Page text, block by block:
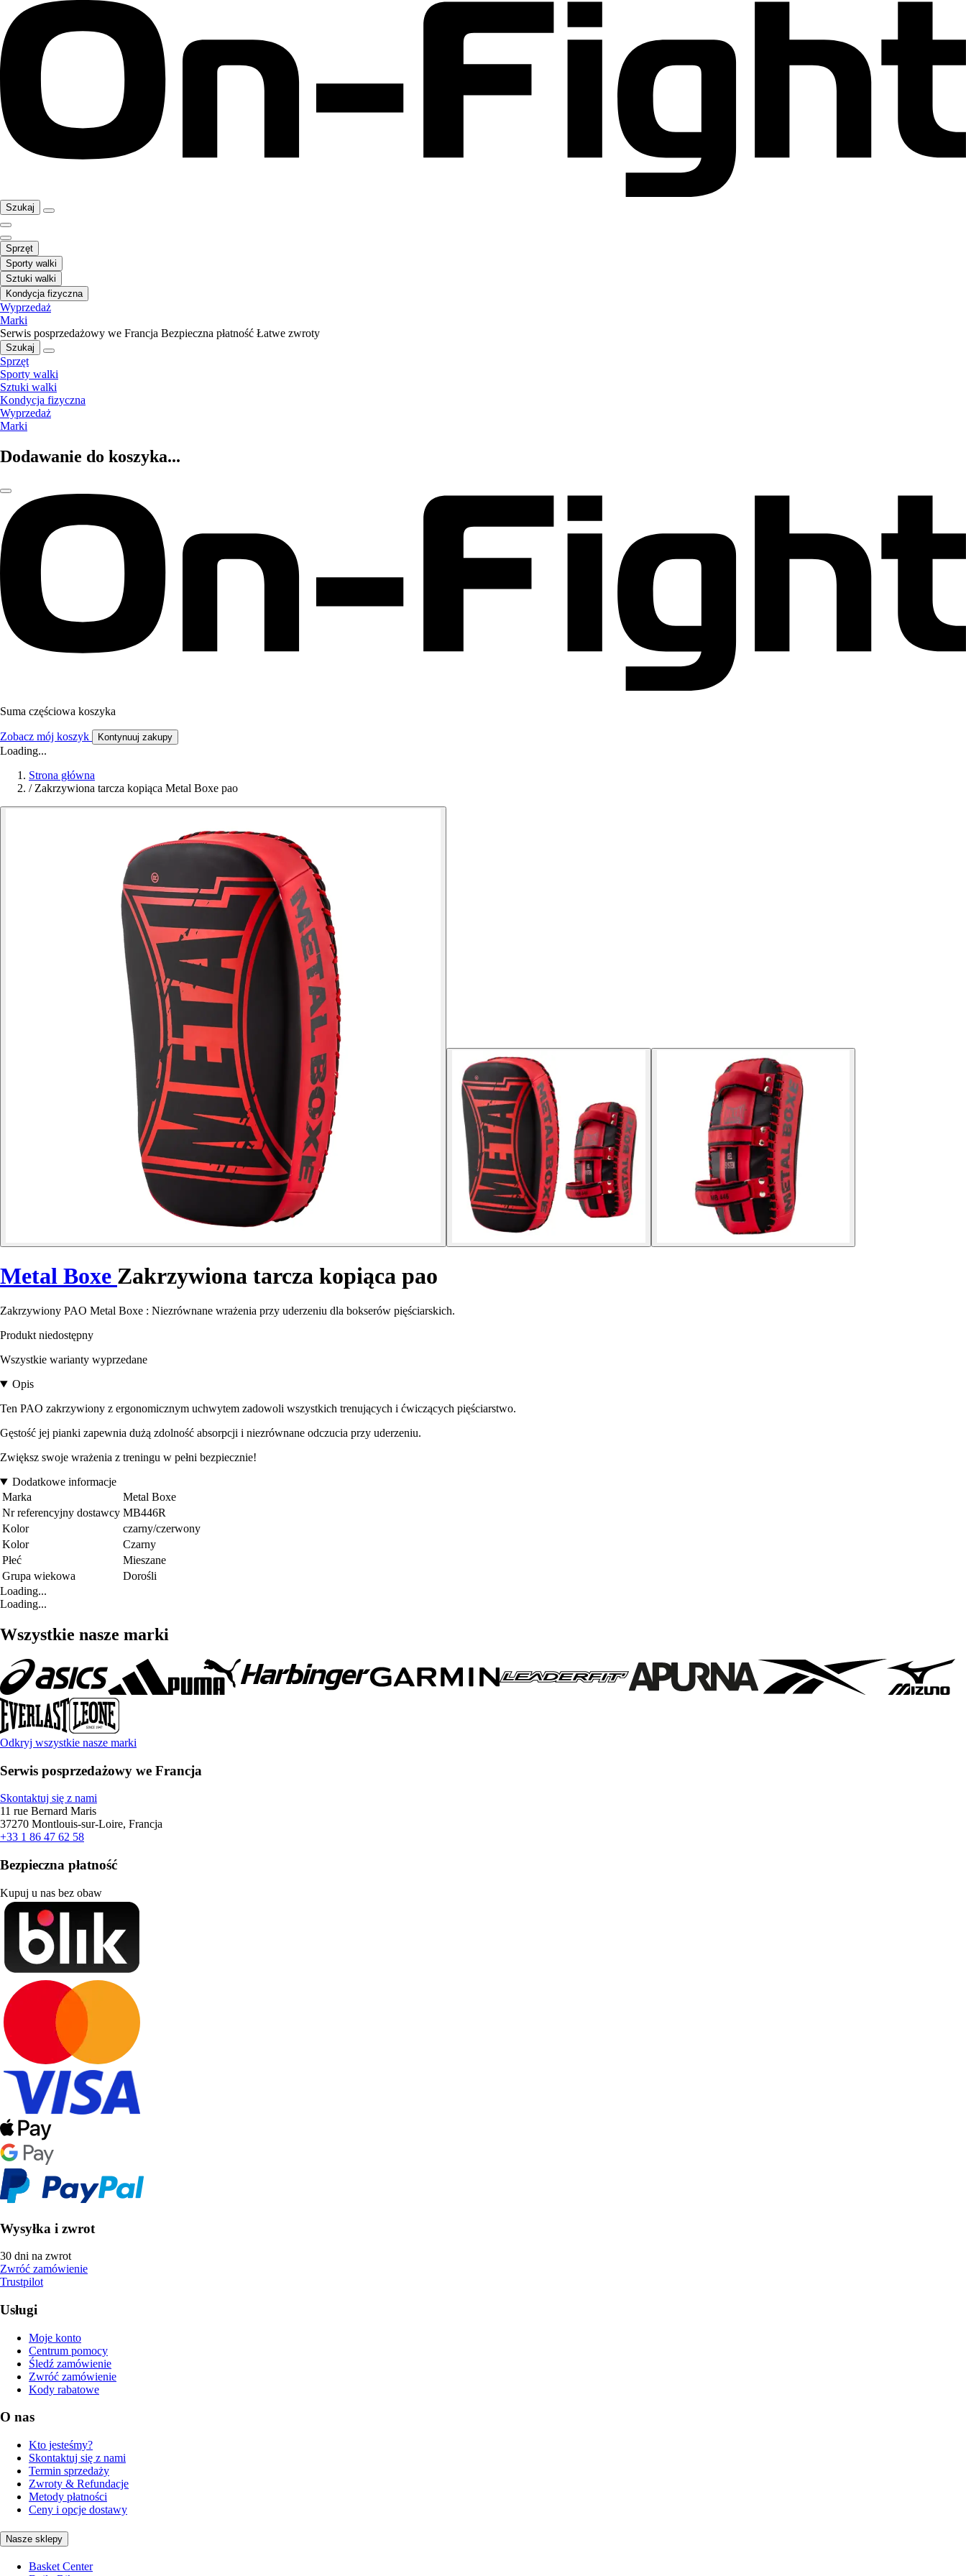
Szukaj
Sprzęt
Sporty walki
Sztuki walki
Kondycja fizyczna
Wyprzedaż
Marki
Serwis posprzedażowy we Francja Bezpieczna płatność Łatwe zwroty
Szukaj
Sprzęt
Sporty walki
Sztuki walki
Kondycja fizyczna
Wyprzedaż
Marki
Dodawanie do koszyka...
Suma częściowa koszyka
Zobacz mój koszyk Kontynuuj zakupy
Loading...
Strona główna
/ Zakrzywiona tarcza kopiąca Metal Boxe pao
Metal Boxe Zakrzywiona tarcza kopiąca pao
Zakrzywiony PAO Metal Boxe : Niezrównane wrażenia przy uderzeniu dla bokserów pięściarskich.
Produkt niedostępny
Wszystkie warianty wyprzedane
Opis
Ten PAO zakrzywiony z ergonomicznym uchwytem zadowoli wszystkich trenujących i ćwiczących pięściarstwo.
Gęstość jej pianki zapewnia dużą zdolność absorpcji i niezrównane odczucia przy uderzeniu.
Zwiększ swoje wrażenia z treningu w pełni bezpiecznie!
Dodatkowe informacje
Marka
Metal Boxe
Nr referencyjny dostawcy MB446R
Kolor
czarny/czerwony
Kolor
Czarny
Płeć
Mieszane
Grupa wiekowa
Dorośli
Loading...
Loading...
Wszystkie nasze marki
Odkryj wszystkie nasze marki
Serwis posprzedażowy we Francja
Skontaktuj się z nami
11 rue Bernard Maris
37270 Montlouis-sur-Loire, Francja
+33 1 86 47 62 58
Bezpieczna płatność
Kupuj u nas bez obaw
Wysyłka i zwrot
30 dni na zwrot
Zwróć zamówienie
Trustpilot
Usługi
Moje konto
Centrum pomocy
Śledź zamówienie
Zwróć zamówienie
Kody rabatowe
O nas
Kto jesteśmy?
Skontaktuj się z nami
Termin sprzedaży
Zwroty & Refundacje
Metody płatności
Ceny i opcje dostawy
Nasze sklepy
Basket Center